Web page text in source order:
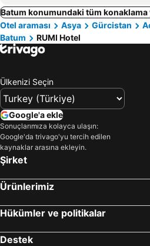
Batum konumundaki tüm
Otel araması
Asya Gürcistan
Batum
RUMI Hotel
Ülkenizi Seçin
Google'a ekle
Sonuçlarımıza kolayca ulaşın:
Google'da trivago'yu tercih edilen
kaynaklar arasına ekleyin.
Şirket
Ürünlerimiz
Hükümler ve politikalar
Destek